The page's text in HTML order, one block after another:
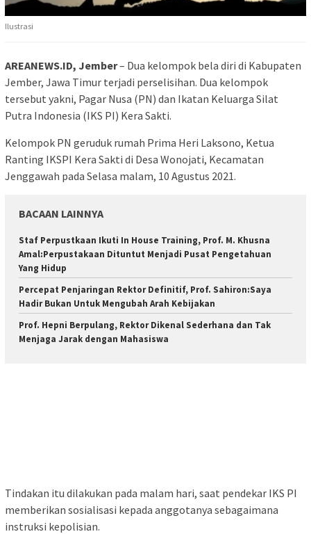
Ilustrasi
AREANEWS.ID, Jember– Dua kelompok bela diri di Kabupaten
Jember, Jawa Timur terjadi perselisihan. Dua kelompok
tersebut yakni, Pagar Nusa (PN) dan Ikatan Keluarga Silat
Putra Indonesia (IKS PI) Kera Sakti.
Kelompok PN geruduk rumah Prima Heri Laksono, Ketua
Ranting IKSPI Kera Sakti di Desa Wonojati, Kecamatan
Jenggawah pada Selasa malam, 10 Agustus 2021.
BACAAN LAINNYA
Staf Perpustkaan Ikuti In House Training, Prof. M. Khusna
Amal:Perpustakaan Dituntut Menjadi Pusat Pengetahuan
Yang Hidup
Percepat Penjaringan Rektor Definitif, Prof. Sahiron:Saya
Hadir Bukan Untuk Mengubah Arah Kebijakan
Prof. Hepni Berpulang, Rektor Dikenal Sederhana dan Tak
Menjaga Jarak dengan Mahasiswa
Tindakan itu dilakukan pada malam hari, saat pendekar IKS PI
memberikan sosialisasi kepada anggotanya sebagaimana
instruksi kepolisian.